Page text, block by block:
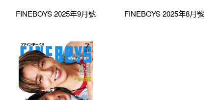
FINEBOYS 2025年9月號 FINEBOYS 2025年8月號